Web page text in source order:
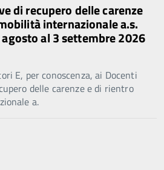
di recupero delle carenze
internazionale a.s.
al 3 settembre 2026
E, per conoscenza, ai Docenti
delle carenze e di rientro
a.